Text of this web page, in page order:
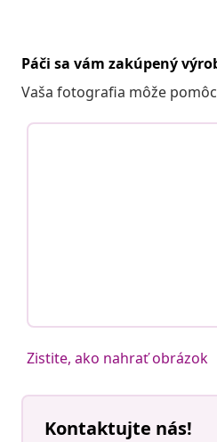
Páči sa vám zakúpený
Vaša fotografia môže
Zistite, ako nahrať obrázok
Kontaktujte nás!